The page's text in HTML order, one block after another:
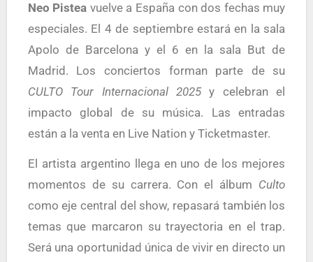
Neo Pistea vuelve a España con dos fechas muy
especiales. El 4 de septiembre estará en la sala
Apolo de Barcelona y el 6 en la sala But de
Madrid. Los conciertos forman parte de su
CULTO Tour Internacional 2025y celebran el
impacto global de su música. Las entradas
están a la venta en Live Nation y Ticketmaster.
El artista argentino llega en uno de los mejores
momentos de su carrera. Con el álbum Culto
como eje central del show, repasará también los
temas que marcaron su trayectoria en el trap.
Será una oportunidad única de vivir en directo un